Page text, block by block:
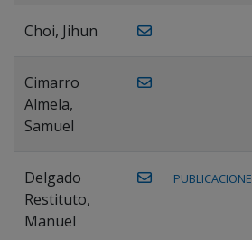
Choi, Jihun
Cimarro
Almela,
Samuel
Delgado
Restituto,
Manuel